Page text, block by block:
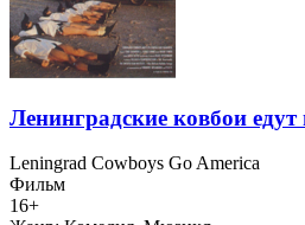
Ленинградские ковбои
Leningrad Cowboys Go America
Фильм
16+